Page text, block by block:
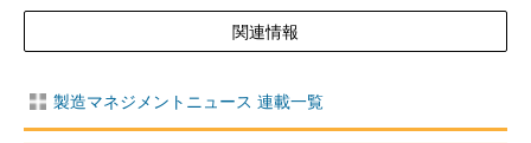
関連情報
製造マネジメントニュース 連載一覧